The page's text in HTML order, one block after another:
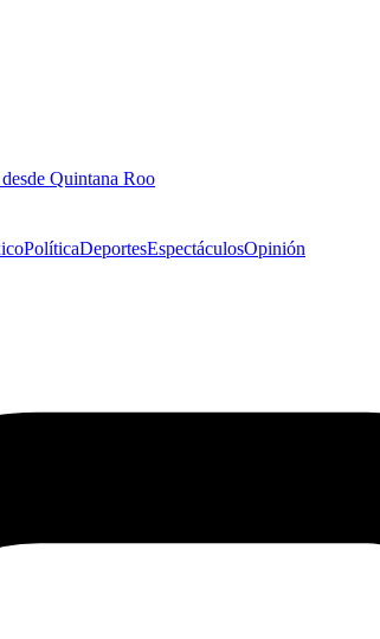
Quintana Roo
PolíticaDeportesEspectáculosOpinión